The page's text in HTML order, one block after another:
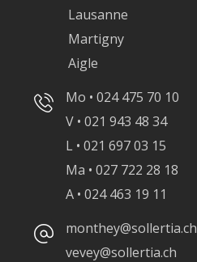
Lausanne
Martigny
Aigle
Mo • 024 475 70 10
V • 021 943 48 34
L • 021 697 03 15
Ma • 027 722 28 18
A • 024 463 19 11
monthey@sollertia.ch
vevey@sollertia.ch